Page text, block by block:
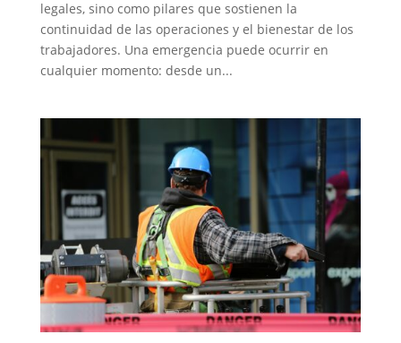
legales, sino como pilares que sostienen la
continuidad de las operaciones y el bienestar de los
trabajadores. Una emergencia puede ocurrir en
cualquier momento: desde un...